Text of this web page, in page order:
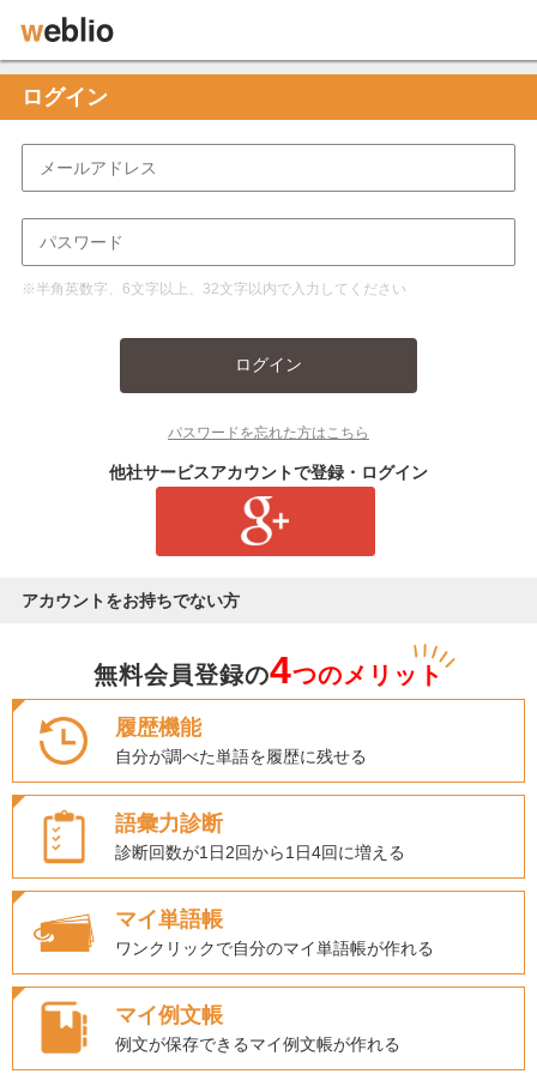
ログイン
※半角英数字、6文字以上、32文字以内で入力してください
ログイン
パスワードを忘れた方はこちら
他社サービスアカウントで登録・ログイン
アカウントをお持ちでない方
無料会員登録の4つのメリット
履歴機能
自分が調べた単語を履歴に残せる
語彙力診断
診断回数が1日2回から1日4回に増える
マイ単語帳
ワンクリックで自分のマイ単語帳が作れる
マイ例文帳
例文が保存できるマイ例文帳が作れる